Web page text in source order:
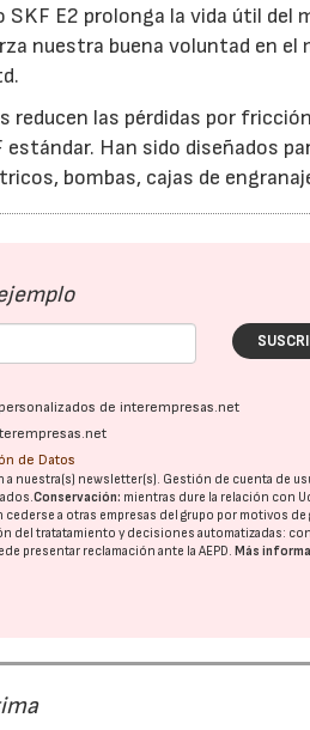
E2 prolonga la vida útil del
nuestra buena voluntad en el
las pérdidas por
Han sido diseñados
bombas, cajas de
de interempresas.net
de Datos
a nuestra(s) newsletter(s). Gestión de cuenta de
Conservación: mientras dure la relación con
cederse a otras empresas del grupo por motivos
del tratatamiento y decisiones automatizadas:
presentar reclamación ante laAEPD.Más